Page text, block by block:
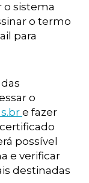
o sistema
o termo
para
o
e fazer
possível
e verificar
destinadas